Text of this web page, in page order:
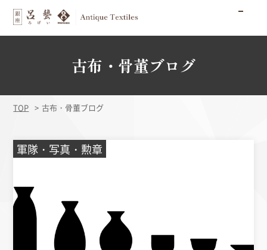
古布・骨董ブログ
TOP 古布・骨董ブログ
軍隊・写真・勲章